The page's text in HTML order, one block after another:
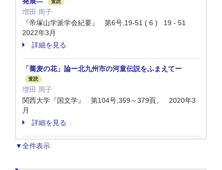
査読
増田 周子
『帝塚山学派学会紀要』 第6号,19-51 ( 6 ) 19 - 51
2022年3月
詳細を見る
「蕎麦の花」論ー北九州市の河童伝説をふまえてー
査読
増田 周子
関西大学『国文学』 第104号,359～379頁、 2020年3
月
詳細を見る
▼全件表示